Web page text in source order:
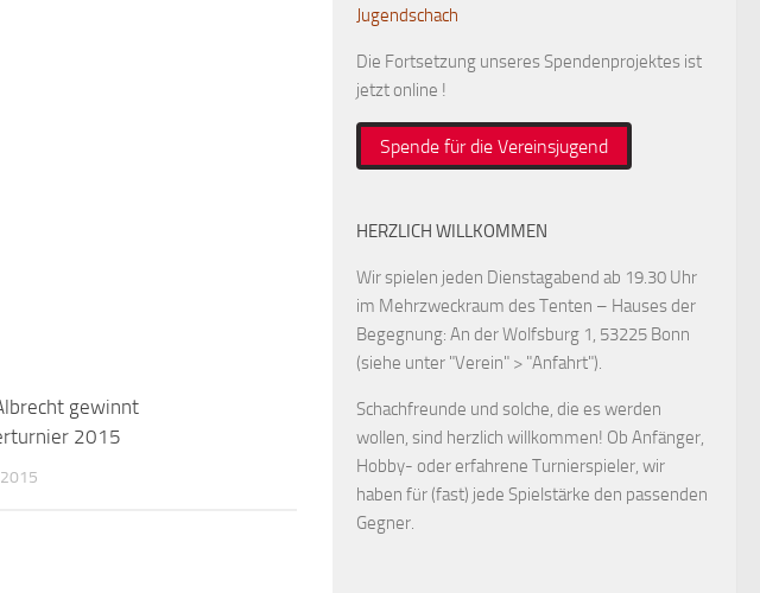
gewinnt
2015
Jugendschach
Die Fortsetzung unseres Spendenprojektes ist
jetzt online !
Spende für die Vereinsjugend
HERZLICH WILLKOMMEN
Wir spielen jeden Dienstagabend ab 19.30 Uhr
im Mehrzweckraum des Tenten – Hauses der
Begegnung: An der Wolfsburg 1, 53225 Bonn
(siehe unter "Verein" > "Anfahrt").
Schachfreunde und solche, die es werden
wollen, sind herzlich willkommen! Ob Anfänger,
Hobby- oder erfahrene Turnierspieler, wir
haben für (fast) jede Spielstärke den passenden
Gegner.